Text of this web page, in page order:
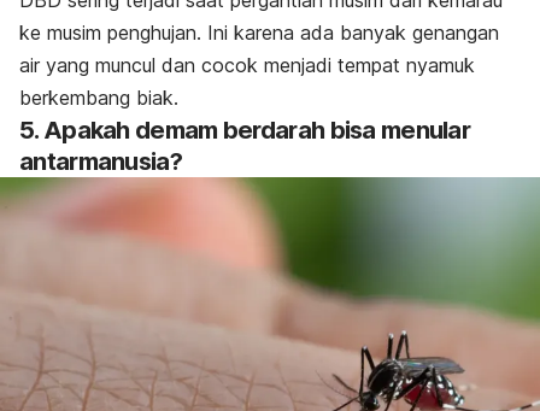
ke musim penghujan. Ini karena ada banyak genangan
air yang muncul dan cocok menjadi tempat nyamuk
berkembang biak.
5. Apakah demam berdarah bisa menular
antarmanusia?